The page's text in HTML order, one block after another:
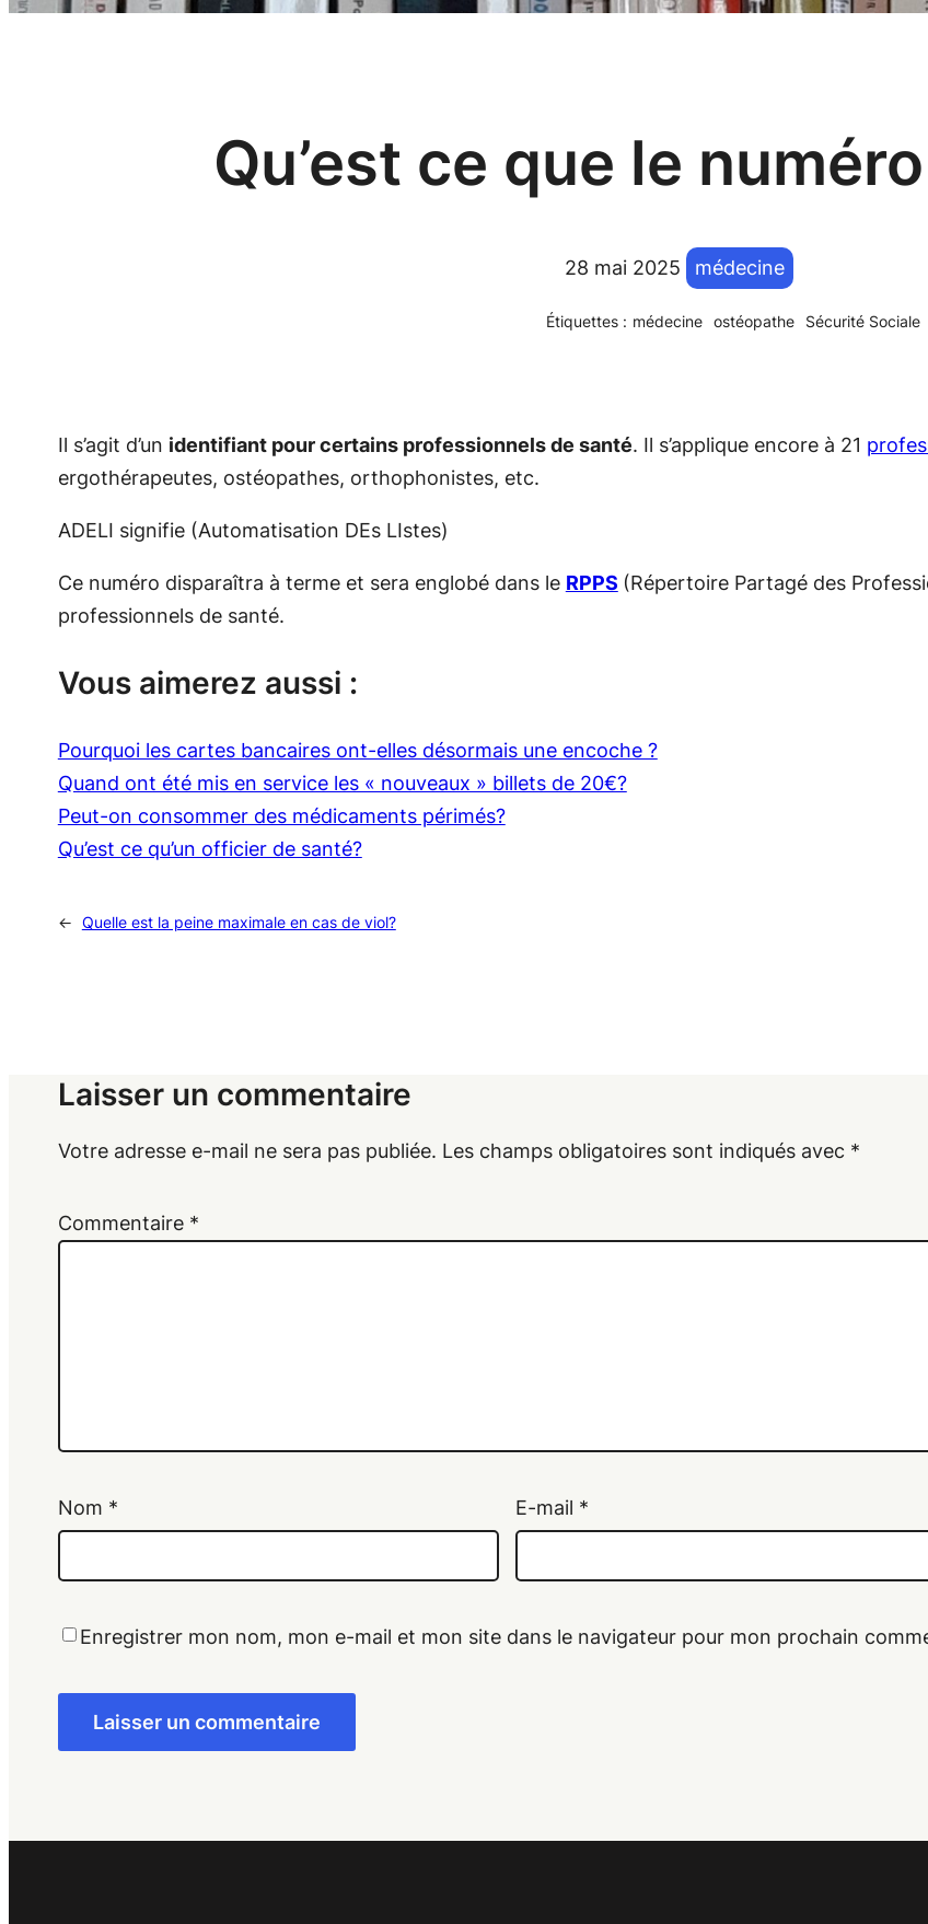
Qu’est ce que le
28 mai 2025 médecine
Étiquettes : médecine ostéopathe Sécurité Sociale
Il s’agit d’un identifiant pour certains professionnels de santé. Il s’applique encore à 21
ergothérapeutes, ostéopathes, orthophonistes, etc.
ADELI signifie (Automatisation DEs LIstes)
Ce numéro disparaîtra à terme et sera englobé dans le RPPS (Répertoire Partagé des
professionnels de santé.
Vous aimerez aussi :
Pourquoi les cartes bancaires ont-elles désormais une encoche ?
Quand ont été mis en service les « nouveaux » billets de 20€?
Peut-on consommer des médicaments périmés?
Qu’est ce qu’un officier de santé?
← Quelle est la peine maximale en cas de viol?
Laisser un commentaire
Votre adresse e-mail ne sera pas publiée. Les champs obligatoires sont indiqués avec *
Commentaire *
Nom * E-mail *
Enregistrer mon nom, mon e-mail et mon site dans le navigateur pour mon prochain